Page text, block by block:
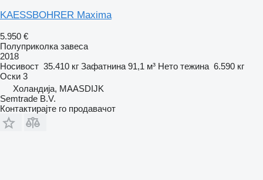
KAESSBOHRER Maxima
5.950 €
Полуприколка завеса
2018
Носивост 35.410 кг Зафатнина 91,1 м³ Нето тежина 6.590 кг
Оски 3
Холандија, MAASDIJK
Semtrade B.V.
Контактирајте го продавачот